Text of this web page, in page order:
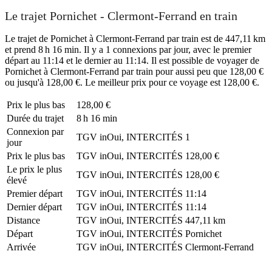
Le trajet Pornichet - Clermont-Ferrand en train
Le trajet de Pornichet à Clermont-Ferrand par train est de 447,11 km
et prend 8 h 16 min. Il y a 1 connexions par jour, avec le premier
départ au 11:14 et le dernier au 11:14. Il est possible de voyager de
Pornichet à Clermont-Ferrand par train pour aussi peu que 128,00 €
ou jusqu'à 128,00 €. Le meilleur prix pour ce voyage est 128,00 €.
Prix ​​le plus bas
128,00 €
Durée du trajet
8 h 16 min
Connexion par
jour
TGV inOui, INTERCITÉS 1
Prix ​​le plus bas
TGV inOui, INTERCITÉS 128,00 €
Le prix le plus
élevé
TGV inOui, INTERCITÉS 128,00 €
Premier départ
TGV inOui, INTERCITÉS 11:14
Dernier départ
TGV inOui, INTERCITÉS 11:14
Distance
TGV inOui, INTERCITÉS 447,11 km
Départ
TGV inOui, INTERCITÉS Pornichet
Arrivée
TGV inOui, INTERCITÉS Clermont-Ferrand